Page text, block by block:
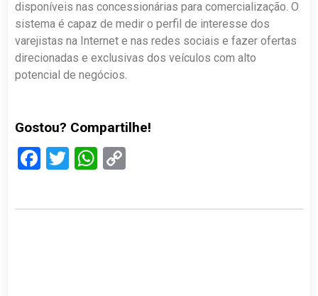
disponíveis nas concessionárias para comercialização. O
sistema é capaz de medir o perfil de interesse dos
varejistas na Internet e nas redes sociais e fazer ofertas
direcionadas e exclusivas dos veículos com alto
potencial de negócios.
Gostou? Compartilhe!
Facebook
TwitterWhatsApp